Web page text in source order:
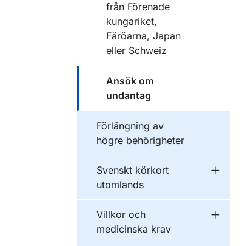
från Förenade
kungariket,
Färöarna, Japan
eller Schweiz
Ansök om
undantag
Förlängning av
högre behörigheter
Svenskt körkort
utomlands
Villkor och
medicinska krav